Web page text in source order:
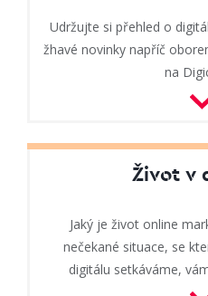
Udržujte si přehled o
žhavé novinky napříč
na
Život v
Jaký je život online
nečekané situace, se
digitálu setkáváme,